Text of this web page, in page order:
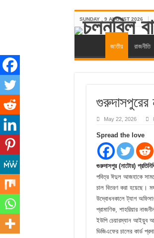
SUNDAY , 9 AUGUST 2026
জাতীয় রাজনীতি
গুরুদাসপুরের
May 22, 2026
Spread the love
গুরুদাসপুর (নাটোর)
পবিত্র ঈদুল আজহাকে
চাল বিতরণ করা হয়েছে।
উদ্বোধনকালে ট্যাগ
প্রামাণিক, শাহরিয়ার
ইউপি চেয়ারম্যান আইয়ুব
ভিজিএফের চালের কার্ড